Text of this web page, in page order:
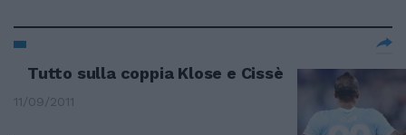
Tutto sulla coppia Klose e Cissè
11/09/2011